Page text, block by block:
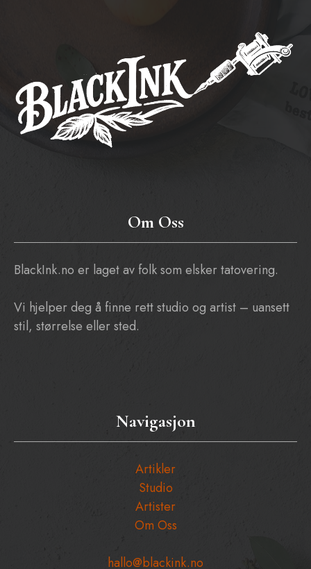
Om Oss
BlackInk.no er laget av folk som elsker tatovering.
Vi hjelper deg å finne rett studio og artist – uansett
stil, størrelse eller sted.
Navigasjon
Artikler
Studio
Artister
Om Oss
hallo@blackink.no